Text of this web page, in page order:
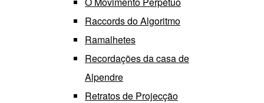
Raccords do Algoritmo
Ramalhetes
Recordações da casa de
Alpendre
Retratos de Projecção